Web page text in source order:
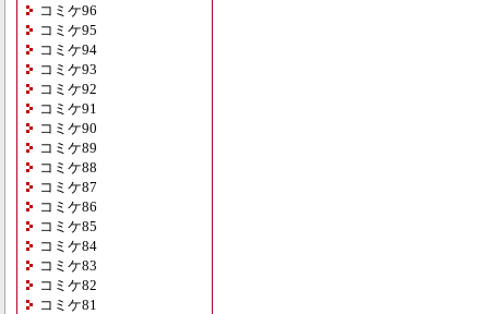
コミケ96
コミケ95
コミケ94
コミケ93
コミケ92
コミケ91
コミケ90
コミケ89
コミケ88
コミケ87
コミケ86
コミケ85
コミケ84
コミケ83
コミケ82
コミケ81